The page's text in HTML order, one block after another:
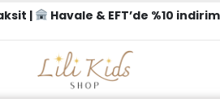
| Havale & EFT’de %10